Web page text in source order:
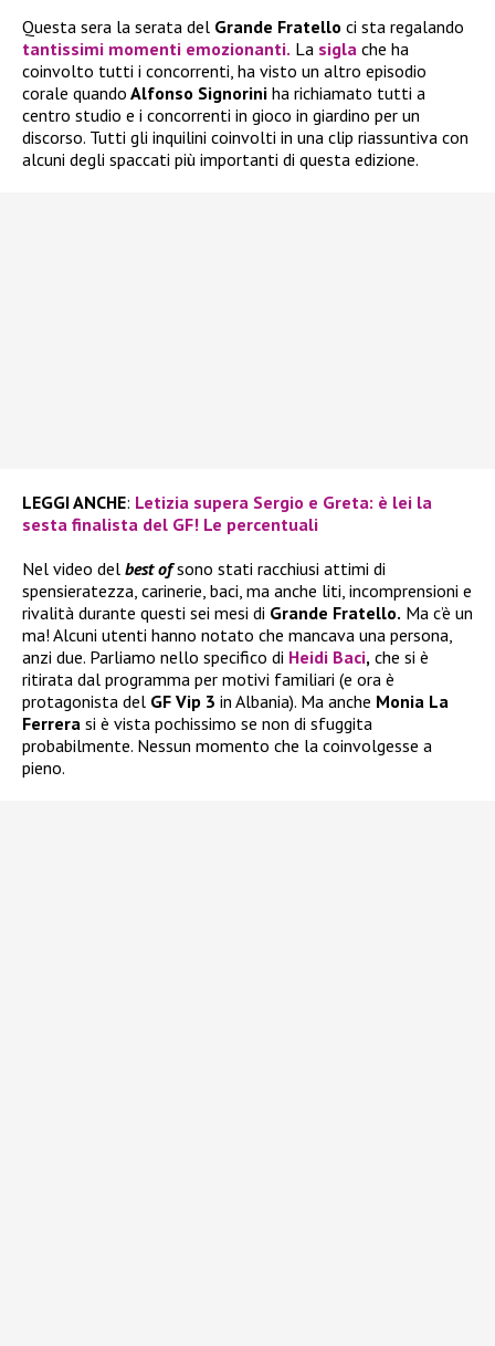
Questa sera la serata del Grande Fratello ci sta regalando
tantissimi momenti emozionanti. La sigla che ha
coinvolto tutti i concorrenti, ha visto un altro episodio
corale quando Alfonso Signorini ha richiamato tutti a
centro studio e i concorrenti in gioco in giardino per un
discorso. Tutti gli inquilini coinvolti in una clip riassuntiva con
alcuni degli spaccati più importanti di questa edizione.
LEGGI ANCHE: Letizia supera Sergio e Greta: è lei la
sesta finalista del GF! Le percentuali
Nel video del best ofsono stati racchiusi attimi di
spensieratezza, carinerie, baci, ma anche liti, incomprensioni e
rivalità durante questi sei mesi di Grande Fratello. Ma c’è un
ma! Alcuni utenti hanno notato che mancava una persona,
anzi due. Parliamo nello specifico di Heidi Baci, che si è
ritirata dal programma per motivi familiari (e ora è
protagonista del GF Vip 3 in Albania). Ma anche Monia La
Ferrera si è vista pochissimo se non di sfuggita
probabilmente. Nessun momento che la coinvolgesse a
pieno.